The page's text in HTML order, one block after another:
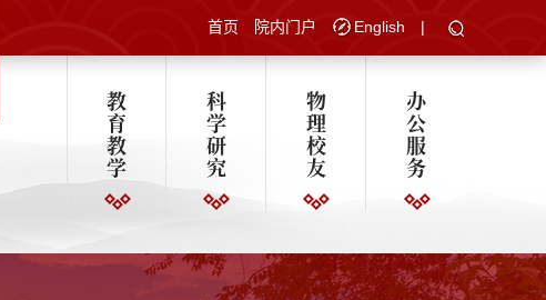
首页 院内门户 English |
教
育
教
学
科
学
研
究
物
理
校
友
办
公
服
务